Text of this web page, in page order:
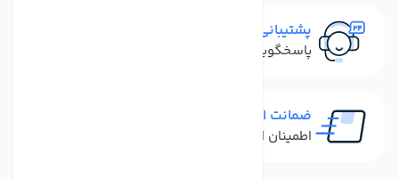
پشتیبانی سریع
پاسخگویی سریع به تماس‌ها و پیام‌ها
ضمانت اصل بودن کالا
اطمینان از خرید کالای اورجینال